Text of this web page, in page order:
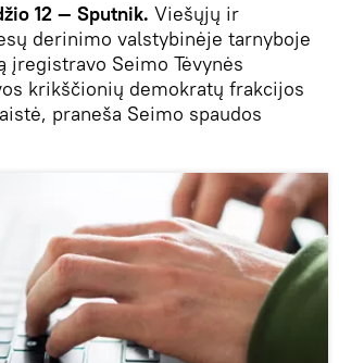
12 — Sputnik. Viešųjų ir
derinimo valstybinėje tarnyboje
įregistravo Seimo Tėvynės
krikščionių demokratų frakcijos
praneša Seimo spaudos